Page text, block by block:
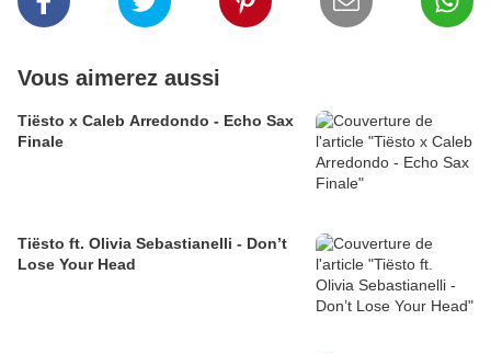
Vous aimerez aussi
Tiësto x Caleb Arredondo - Echo Sax
Finale
Tiësto ft. Olivia Sebastianelli - Don’t
Lose Your Head